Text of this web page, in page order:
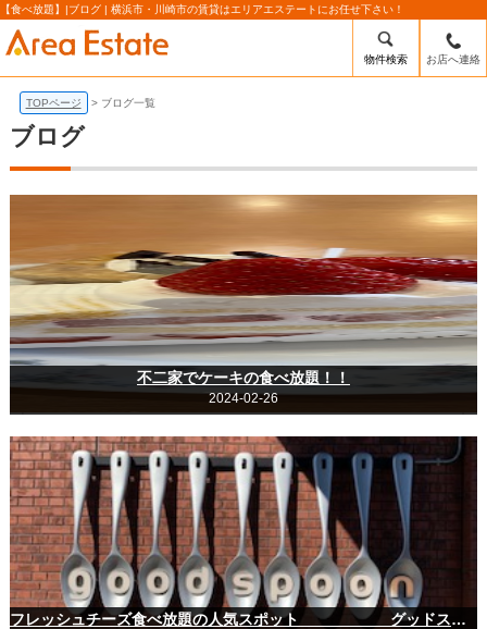
【食べ放題】|ブログ | 横浜市・川崎市の賃貸はエリアエステートにお任せ下さい！
物件検索 お店へ連絡
TOPページ ブログ一覧
ブログ
不二家でケーキの食べ放題！！
2024-02-26
フレッシュチーズ食べ放題の人気スポット グッドスプーン横浜みなとみらい店